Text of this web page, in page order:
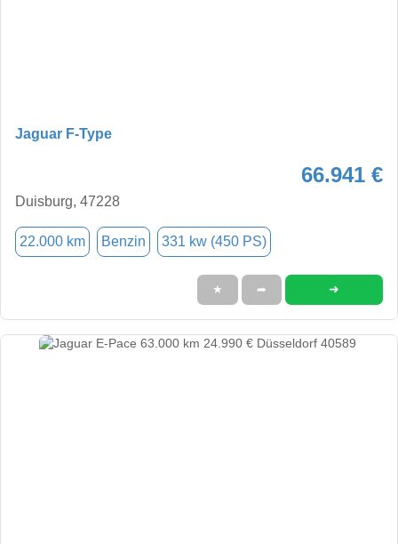
Jaguar F-Type
66.941 €
Duisburg, 47228
22.000 km Benzin 331 kw (450 PS)
★ ➦ ➜